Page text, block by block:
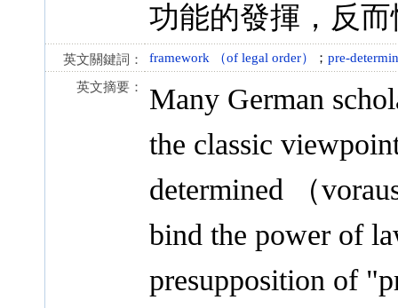
功能的發揮，反
英文關鍵詞： framework （of legal order） ； pre-
英文摘要：
Many German
the classic
determined （
bind the power of
presupposition of